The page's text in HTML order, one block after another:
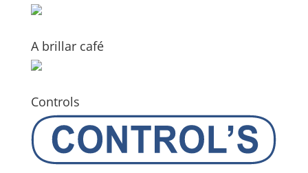
A brillar café
Controls